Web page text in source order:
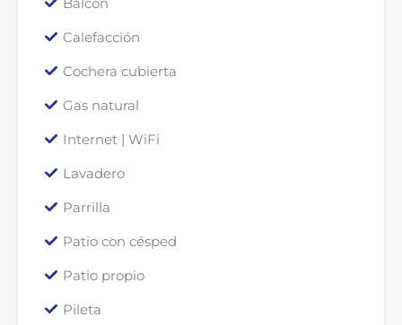
Calefacción
Cochera cubierta
Gas natural
Internet | WiFi
Lavadero
Parrilla
Patio con césped
Patio propio
Pileta